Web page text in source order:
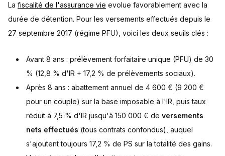
La fiscalité de l'assurance vie evolue favorablement avec la
durée de détention. Pour les versements effectués depuis le
27 septembre 2017 (régime PFU), voici les deux seuils clés :
Avant 8 ans : prélèvement forfaitaire unique (PFU) de 30
% (12,8 % d'IR + 17,2 % de prélèvements sociaux).
Après 8 ans : abattement annuel de 4 600 € (9 200 €
pour un couple) sur la base imposable à l'IR, puis taux
réduit à 7,5 % d'IR jusqu'à 150 000 € de versements
nets effectués (tous contrats confondus), auquel
s'ajoutent toujours 17,2 % de PS sur la totalité des gains.